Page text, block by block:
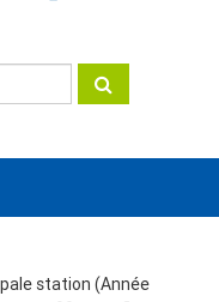
station (Année